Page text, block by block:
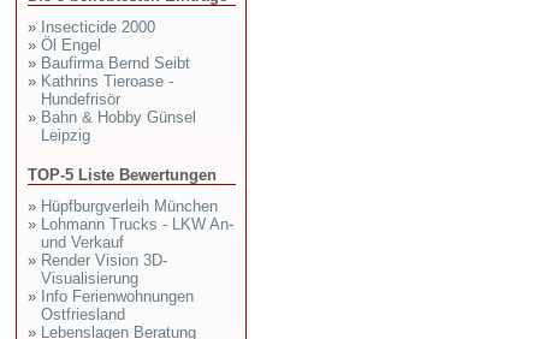
» Insecticide 2000
» Öl Engel
» Baufirma Bernd Seibt
» Kathrins Tieroase -
Hundefrisör
» Bahn & Hobby Günsel
Leipzig
TOP-5 Liste Bewertungen
» Hüpfburgverleih München
» Lohmann Trucks - LKW An-
und Verkauf
» Render Vision 3D-
Visualisierung
» Info Ferienwohnungen
Ostfriesland
» Lebenslagen Beratung